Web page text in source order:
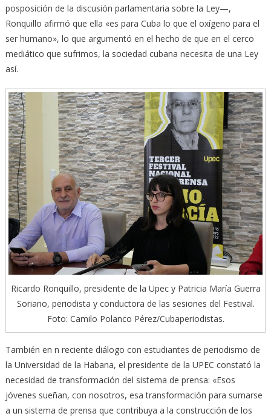
posposición de la discusión parlamentaria sobre la Ley—,
Ronquillo afirmó que ella «es para Cuba lo que el oxígeno para el
ser humano», lo que argumentó en el hecho de que en el cerco
mediático que sufrimos, la sociedad cubana necesita de una Ley
así.
Ricardo Ronquillo, presidente de la Upec y Patricia María Guerra
Soriano, periodista y conductora de las sesiones del Festival.
Foto: Camilo Polanco Pérez/Cubaperiodistas.
También en n reciente diálogo con estudiantes de periodismo de
la Universidad de la Habana, el presidente de la UPEC constató la
necesidad de transformación del sistema de prensa: «Esos
jóvenes sueñan, con nosotros, esa transformación para sumarse
a un sistema de prensa que contribuya a la construcción de los